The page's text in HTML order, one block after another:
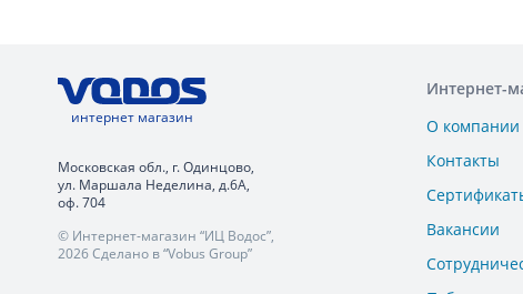
интернет магазин
Московская обл., г. Одинцово,
ул. Маршала Неделина, д.6А,
оф. 704
© Интернет-магазин “ИЦ Водос”,
2026 Сделано в “Vobus Group”
Интернет-
О компании
Контакты
Вакансии